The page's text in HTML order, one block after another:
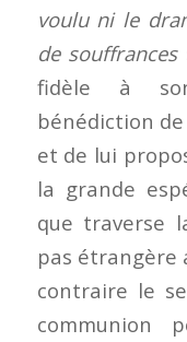
voulu ni le
de souffrances
fidèle à
bénédiction
et de lui
la grande
que traverse
pas étrangère
contraire le
communion